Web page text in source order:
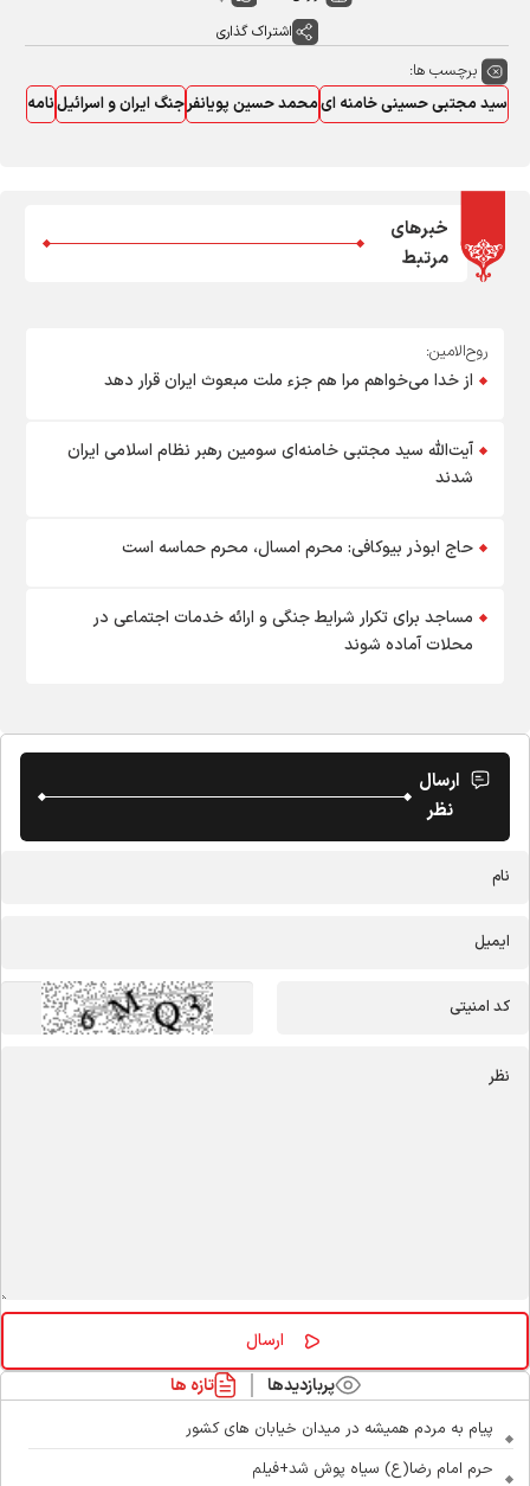
اشتراک گذاری
برچسب ها:
سید مجتبی حسینی خامنه ایمحمد حسین پویانفرجنگ ایران و اسرائیلنامه
خبرهای
مرتبط
روح‌الامین:
از خدا می‌خواهم مرا هم جزء ملت مبعوث ایران قرار دهد
آیت‌الله سید مجتبی خامنه‌ای سومین رهبر نظام اسلامی ایران
شدند
حاج ابوذر بیوکافی: محرم امسال، محرم حماسه است
مساجد برای تکرار شرایط جنگی و ارائه خدمات اجتماعی در
محلات آماده شوند
ارسال
نظر
پربازدیدها تازه ها
پیام به مردم همیشه در میدان خیابان های کشور
حرم امام رضا(ع) سیاه پوش شد+فیلم